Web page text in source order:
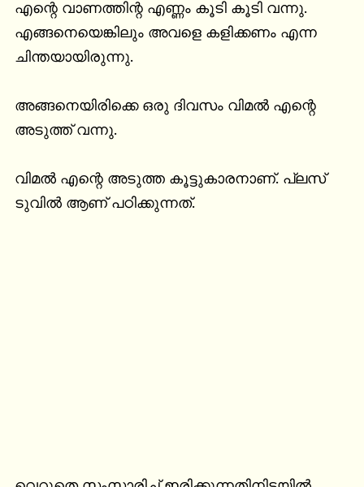
എന്റെ വാണത്തിന്റ എണ്ണം കൂടി കൂടി വന്നു.
എങ്ങനെയെങ്കിലും അവളെ കളിക്കണം എന്ന
ചിന്തയായിരുന്നു.
അങ്ങനെയിരിക്കെ ഒരു ദിവസം വിമൽ എന്റെ
അടുത്ത് വന്നു.
വിമൽ എന്റെ അടുത്ത കൂട്ടുകാരനാണ്. പ്ലസ്
ടുവിൽ ആണ് പഠിക്കുന്നത്.